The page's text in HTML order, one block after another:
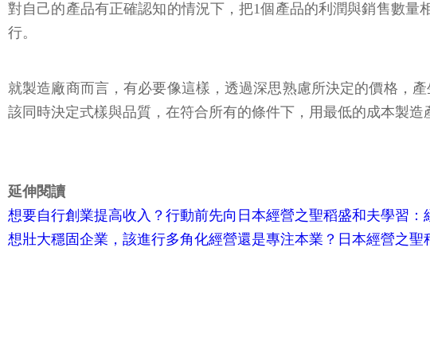
對自己的產品有正確認知的情況下，把1個產品的利潤與銷售數
行。
就製造廠商而言，有必要像這樣，透過深思熟慮所決定的價格，
該同時決定式樣與品質，在符合所有的條件下，用最低的成本製造
延伸閱讀
想要自行創業提高收入？行動前先向日本經營之聖稻盛和夫學習：
想壯大穩固企業，該進行多角化經營還是專注本業？日本經營之聖